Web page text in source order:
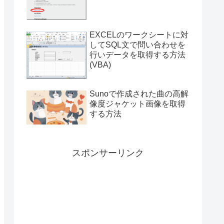
EXCELのワークシートに対
してSQL文で問い合わせを
行いデータを取得する方法
(VBA)
Sunoで作成された曲の高解
像度ジャケット画像を取得
する方法
スポンサーリンク